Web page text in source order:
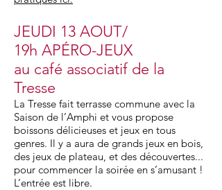
JEUDI 13 AOUT/
19h APÉRO-JEUX
au café associatif de la
Tresse
La Tresse fait terrasse commune avec la
Saison de l’Amphi et vous propose
boissons délicieuses et jeux en tous
genres. Il y a aura de grands jeux en bois,
des jeux de plateau, et des découvertes...
pour commencer la soirée en s’amusant !
L’entrée est libre.